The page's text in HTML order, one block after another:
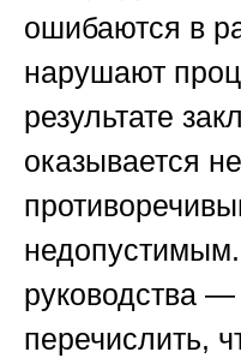
ошибаются в
нарушают
результате
оказывается
руководства —
перечислить,